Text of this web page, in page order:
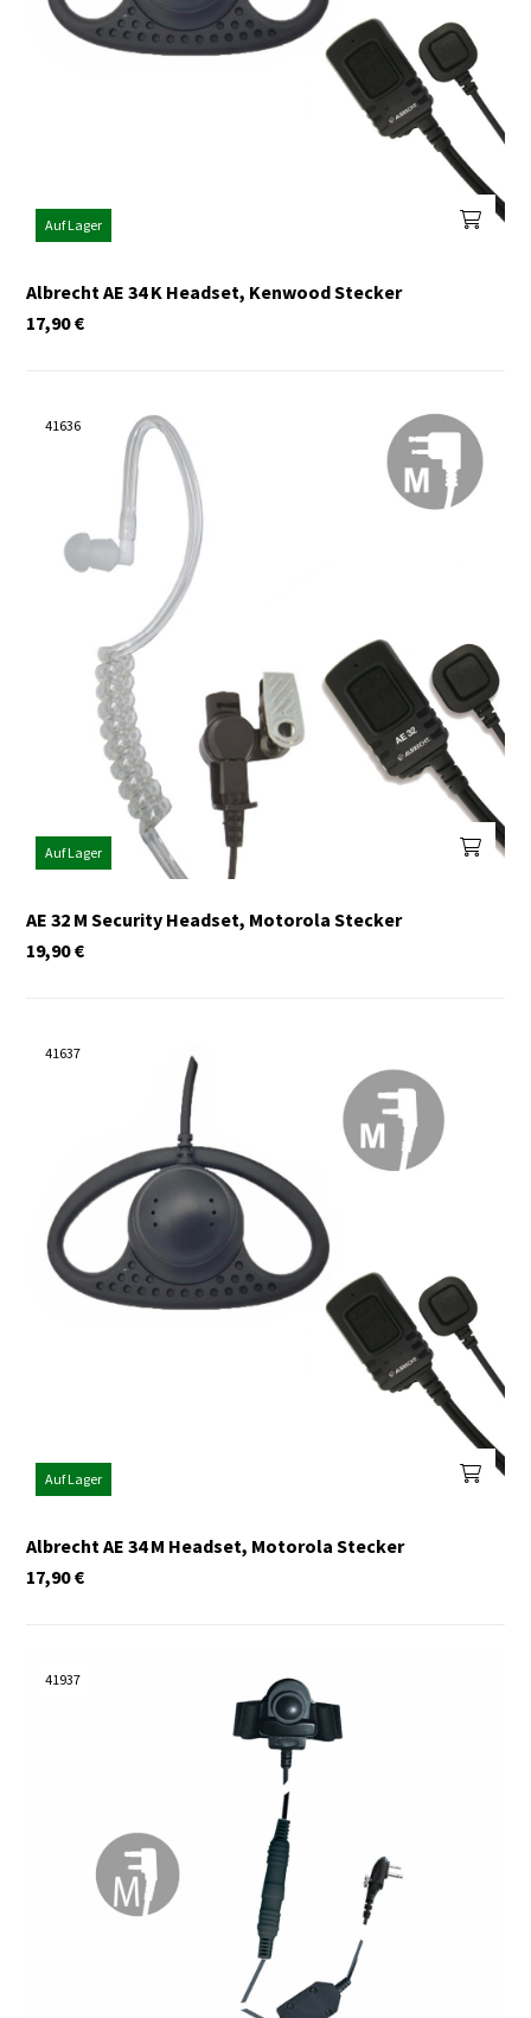
Auf Lager
Albrecht AE 34 K Headset, Kenwood Stecker
€
17,90
41636
Auf Lager
AE 32 M Security Headset, Motorola Stecker
€
19,90
41637
Auf Lager
Albrecht AE 34 M Headset, Motorola Stecker
€
17,90
41937